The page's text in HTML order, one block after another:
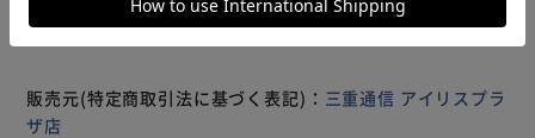
虫の侵入を防ぎつつ、風が強い日でも安心。 商品名：2WAY
虫よけハット, 素材：ポリエステル, 対象：男女兼用 (ユニセ
ク、ベージュ、ライトグレー、ブラック, ※製品改良のた
め、仕様や外観が予告なく変更される場合がございます。
販売元(特定商取引法に基づく表記)： 三重通信 アイリスプラ
ザ店